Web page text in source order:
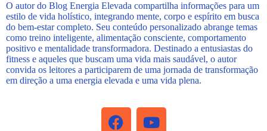
O autor do Blog Energia Elevada compartilha informações para um
estilo de vida holístico, integrando mente, corpo e espírito em busca
do bem-estar completo. Seu conteúdo personalizado abrange temas
como treino inteligente, alimentação consciente, comportamento
positivo e mentalidade transformadora. Destinado a entusiastas do
fitness e aqueles que buscam uma vida mais saudável, o autor
convida os leitores a participarem de uma jornada de transformação
em direção a uma energia elevada e uma vida plena.